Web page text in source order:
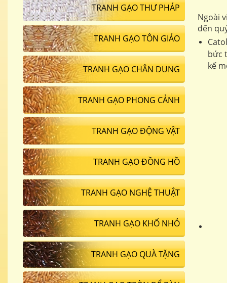
Ngoài
đến
bức
kế
TRANH GẠO THƯ PHÁP
TRANH GẠO TÔN GIÁO
TRANH GẠO CHÂN DUNG
TRANH GẠO PHONG CẢNH
TRANH GẠO ĐỘNG VẬT
TRANH GẠO ĐỒNG HỒ
TRANH GẠO NGHỆ THUẬT
TRANH GẠO KHỔ NHỎ
TRANH GẠO QUÀ TẶNG